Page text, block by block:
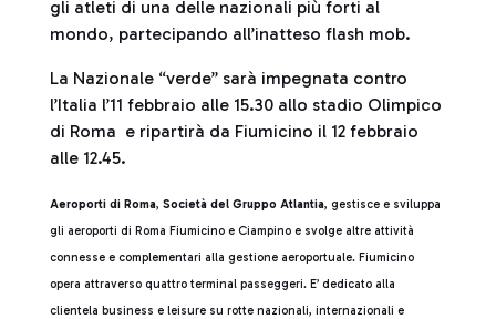
gli atleti di una delle nazionali più forti al
mondo, partecipando all’inatteso flash mob.
La Nazionale “verde” sarà impegnata contro
l’Italia l’11 febbraio alle 15.30 allo stadio Olimpico
di Roma e ripartirà da Fiumicino il 12 febbraio
alle 12.45.
Aeroporti di Roma, Società del Gruppo Atlantia, gestisce e sviluppa
gli aeroporti di Roma Fiumicino e Ciampino e svolge altre attività
connesse e complementari alla gestione aeroportuale. Fiumicino
opera attraverso quattro terminal passeggeri. E’ dedicato alla
clientela business e leisure su rotte nazionali, internazionali e